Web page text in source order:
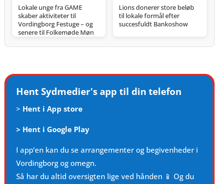
Lokale unge fra GAME
skaber aktiviteter til
Vordingborg Festuge – og
senere til Folkemøde Møn
Lions donerer store beløb
til lokale formål efter
succesfuldt Bankoshow
Hent Sydmedier's app til din telefon
> Hent i App store
> Hent i Google Play
I app’en kan du se arrangementer og begivenheder i
Vordingborg og omegn.
Så har du altid oversigten lige ved hånden 📱 Og du